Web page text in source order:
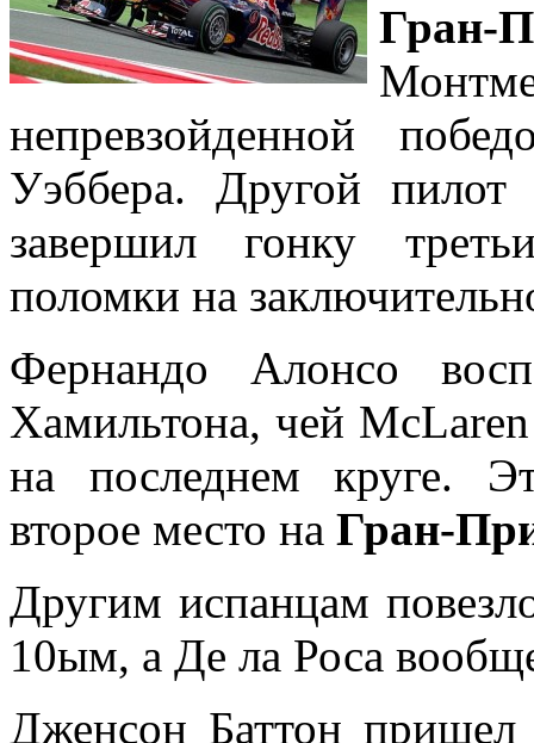
Гран-
непревзойденной
Уэббера. Другой
завершил гонку
поломки на
Фернандо Алонсо
Хамильтона, чей McLaren
на последнем круге.
второе место на Гран-
Другим испанцам
10ым, а Де ла Роса
Дженсон Баттон